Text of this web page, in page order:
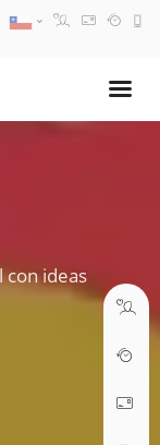
con ideas